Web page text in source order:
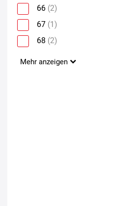
66 (2)
67 (1)
68 (2)
Mehr anzeigen